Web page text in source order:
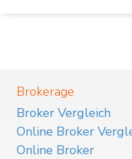
Brokerage
Broker Vergleich
Online Broker
Online Broker